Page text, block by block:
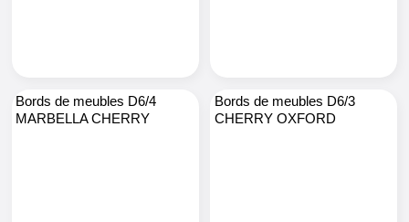
Bords de meubles D6/4
MARBELLA CHERRY
Bords de meubles D6/3
CHERRY OXFORD